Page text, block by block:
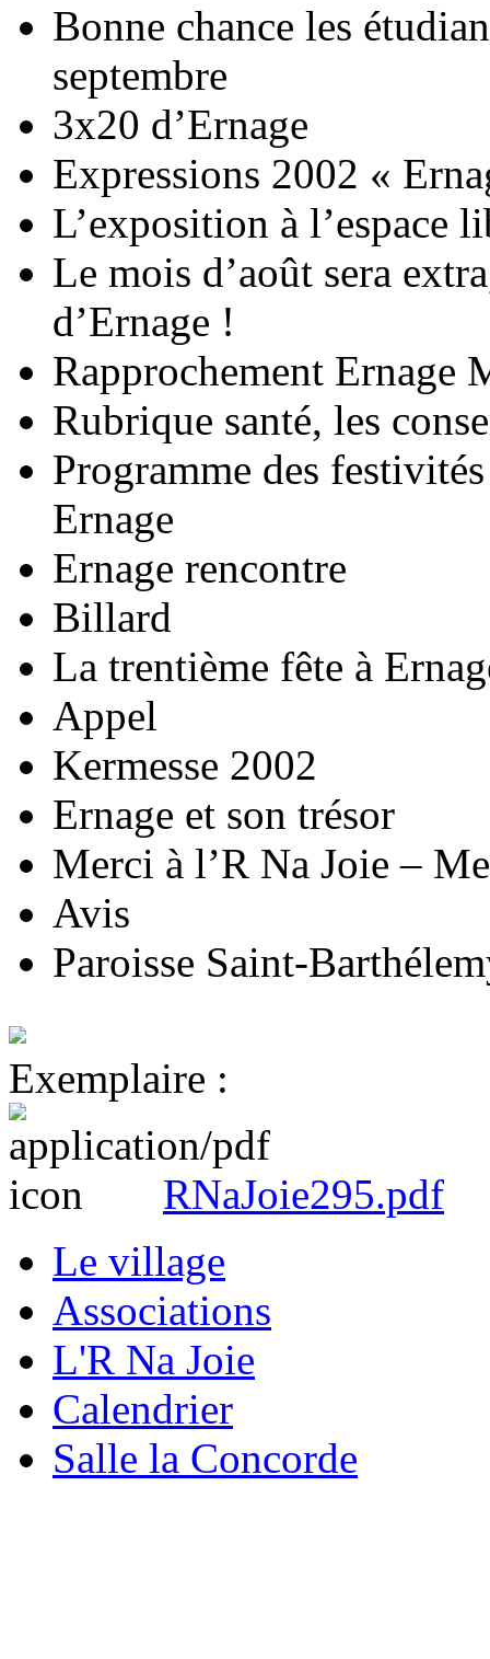
Bonne chance les
septembre
3x20 d’Ernage
Expressions 2002 «
L’exposition à l’espace
Le mois d’août sera
d’Ernage !
Rapprochement Ernage
Rubrique santé, les
Programme des
Ernage
Ernage rencontre
Billard
La trentième fête à
Appel
Kermesse 2002
Ernage et son trésor
Merci à l’R Na Joie –
Avis
Paroisse Saint-
Exemplaire :
RNaJoie295.pdf
Le village
Associations
L'R Na Joie
Calendrier
Salle la Concorde